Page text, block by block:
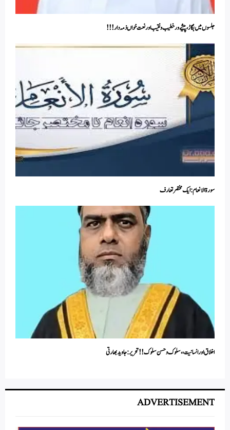
جلسوں میں بگاڑ، پیشے ور خطیب و نقیب اور نعت خواں ذمہ دار!!!
سورۃ الانعام: ایک مختصر تعارف
اخلاق اور انسانیت،، سلوک و حسن سلوک !! تحریر: جاوید بھارتی
ADVERTISEMENT